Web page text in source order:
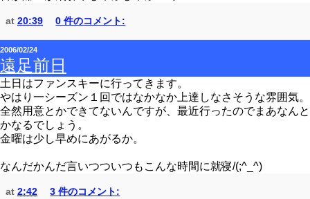
at 20:39 0 件のコメント:
2006/02/24
遠足前日
土日はファンスキーに行ってきます。
やはり一シーズン１回ではなかなか上達しなさそうな雰囲気。
全然用意とかできてないんですが、最近行ったのでまあなんと
かなるでしょう。
金曜は少し早めにあがるか。
なんだかんだ言いつついつもこんな時間に就寝/(;^_^)
at 2:42 3 件のコメント: